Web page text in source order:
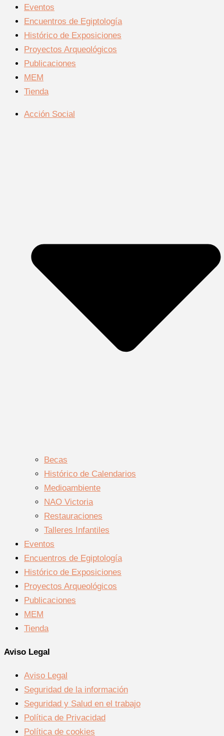
Eventos
Encuentros de Egiptología
Histórico de Exposiciones
Proyectos Arqueológicos
Publicaciones
MEM
Tienda
Acción Social
Becas
Histórico de Calendarios
Medioambiente
NAO Victoria
Restauraciones
Talleres Infantiles
Eventos
Encuentros de Egiptología
Histórico de Exposiciones
Proyectos Arqueológicos
Publicaciones
MEM
Tienda
Aviso Legal
Aviso Legal
Seguridad de la información
Seguridad y Salud en el trabajo
Política de Privacidad
Política de cookies